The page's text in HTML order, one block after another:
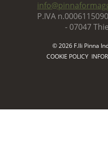
P.IVA
- 07047
© 2026 F.lli Pinna
COOKIE POLICY